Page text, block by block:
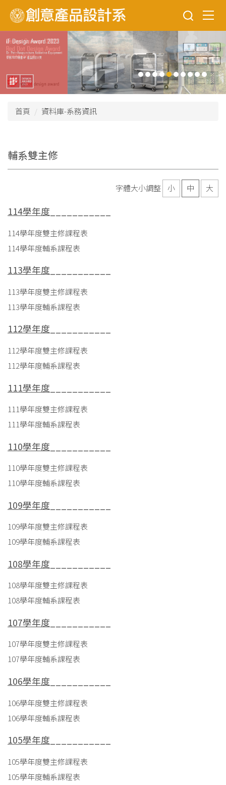
到
主
要
內
區
首頁 資料庫-系務資訊
輔系雙主修
字體大小調整 小 中 大
114學年度
114學年度雙主修課程表
114學年度輔系課程表
113學年度
113學年度雙主修課程表
113學年度輔系課程表
112學年度
112學年度雙主修課程表
112學年度輔系課程表
111學年度
111學年度雙主修課程表
111學年度輔系課程表
110學年度
110學年度雙主修課程表
110學年度輔系課程表
109學年度
109學年度雙主修課程表
109學年度輔系課程表
108學年度
108學年度雙主修課程表
108學年度輔系課程表
107學年度
107學年度雙主修課程表
107學年度輔系課程表
106學年度
106學年度雙主修課程表
106學年度輔系課程表
105學年度
105學年度雙主修課程表
105學年度輔系課程表